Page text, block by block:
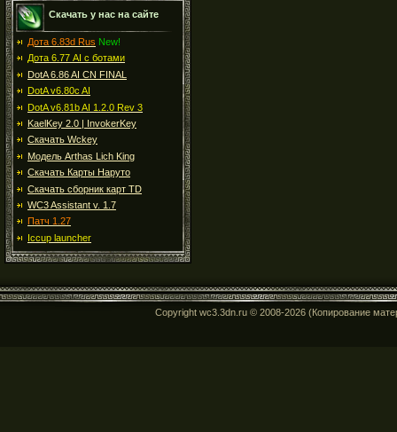
Скачать у нас на сайте
Дота 6.83d Rus New!
Дота 6.77 AI с ботами
DotA 6.86 AI CN FINAL
DotA v6.80c AI
DotA v6.81b AI 1.2.0 Rev 3
KaelKey 2.0 | InvokerKey
Скачать Wckey
Модель Arthas Lich King
Скачать Карты Наруто
Скачать сборник карт TD
WC3 Assistant v. 1.7
Патч 1.27
Iccup launcher
Copyright wc3.3dn.ru © 2008-2026 (Копирование